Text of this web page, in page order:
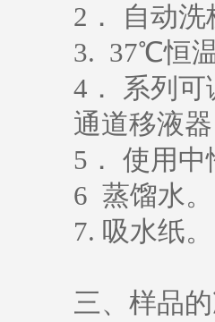
2． 自动洗
3. 37℃恒
4． 系列
通道移液
5． 使用中
6 蒸馏水。
7. 吸水纸。
三、样品